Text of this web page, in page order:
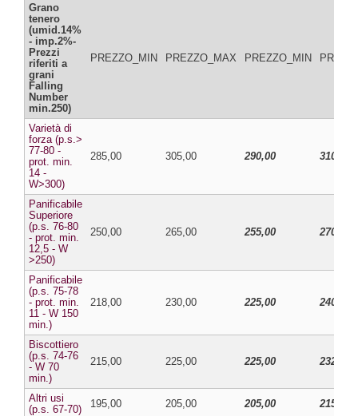
Grano
tenero
(umid.14%
- imp.2%-
Prezzi
riferiti a
grani
Falling
Number
min.250)
PREZZO_MIN PREZZO_MAX PREZZO_MIN
Varietà di
forza (p.s.>
77-80 -
prot. min.
14 -
W>300)
285,00 305,00 290,00 310,00
Panificabile
Superiore
(p.s. 76-80
- prot. min.
12,5 - W
>250)
250,00 265,00 255,00 270,00
Panificabile
(p.s. 75-78
- prot. min.
11 - W 150
min.)
218,00 230,00 225,00 240,00
Biscottiero
(p.s. 74-76
- W 70
min.)
215,00 225,00 225,00 232,00
Altri usi
(p.s. 67-70)
195,00 205,00 205,00 215,00